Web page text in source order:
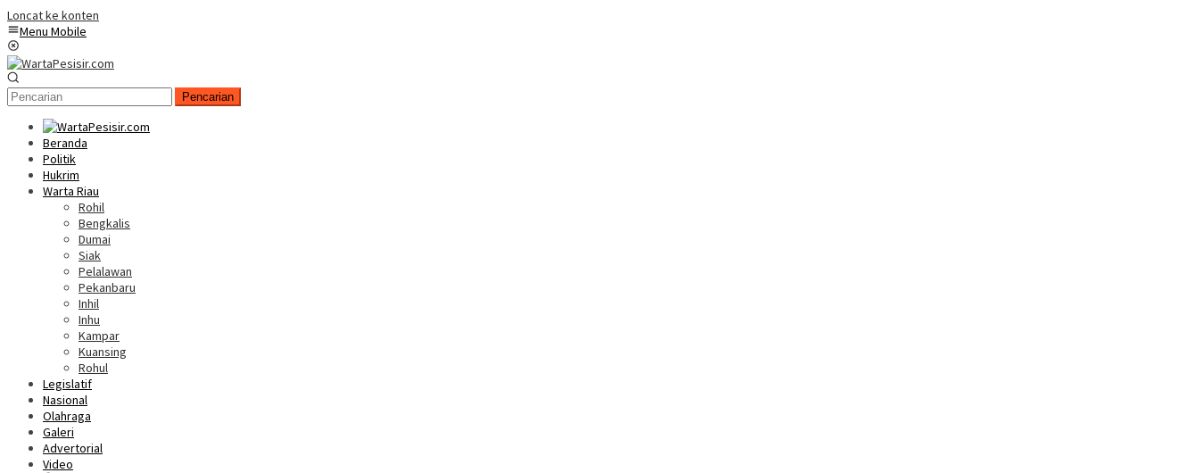
Loncat ke konten
Menu Mobile
Pencarian
Beranda
Politik
Hukrim
Warta Riau
Rohil
Bengkalis
Dumai
Siak
Pelalawan
Pekanbaru
Inhil
Inhu
Kampar
Kuansing
Rohul
Legislatif
Nasional
Olahraga
Galeri
Advertorial
Video